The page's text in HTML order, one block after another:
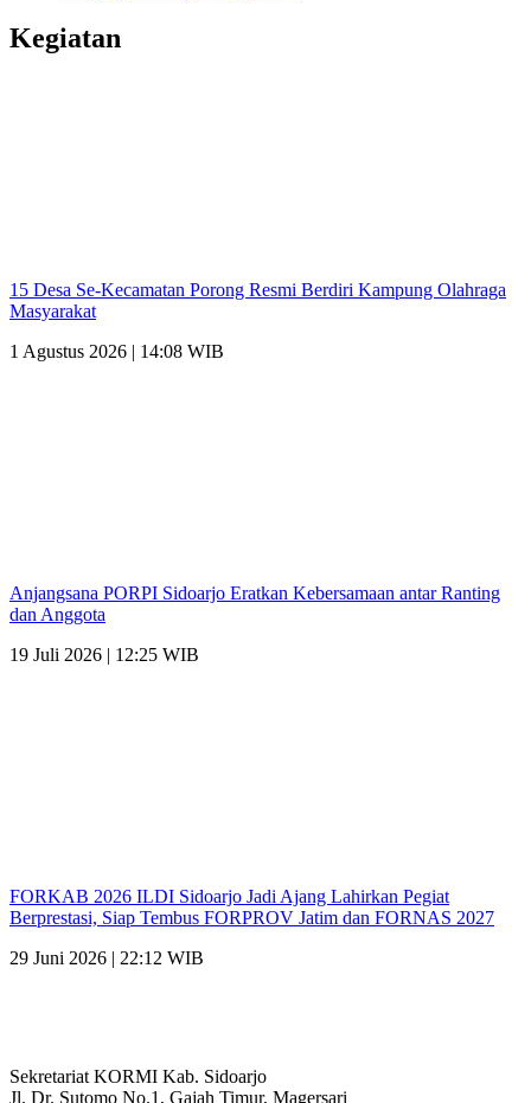
Kegiatan
15 Desa Se-Kecamatan Porong Resmi Berdiri Kampung Olahraga
Masyarakat
1 Agustus 2026 | 14:08 WIB
Anjangsana PORPI Sidoarjo Eratkan Kebersamaan antar Ranting
dan Anggota
19 Juli 2026 | 12:25 WIB
FORKAB 2026 ILDI Sidoarjo Jadi Ajang Lahirkan Pegiat
Berprestasi, Siap Tembus FORPROV Jatim dan FORNAS 2027
29 Juni 2026 | 22:12 WIB
Sekretariat KORMI Kab. Sidoarjo
Jl. Dr. Sutomo No.1, Gajah Timur, Magersari